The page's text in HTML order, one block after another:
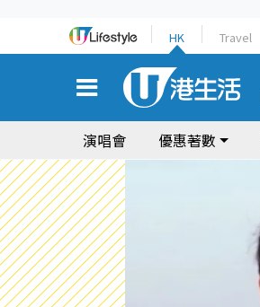
HK Travel
演唱會 優惠著數